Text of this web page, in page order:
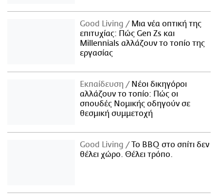
Good Living
Μια νέα οπτική της
επιτυχίας: Πώς Gen Zs και
Millennials αλλάζουν το τοπίο της
εργασίας
Εκπαίδευση
Νέοι δικηγόροι
αλλάζουν το τοπίο: Πώς οι
σπουδές Νομικής οδηγούν σε
θεσμική συμμετοχή
Good Living
Το BBQ στο σπίτι δεν
θέλει χώρο. Θέλει τρόπο.